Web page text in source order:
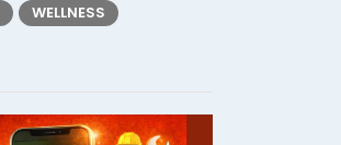
WELLNESS